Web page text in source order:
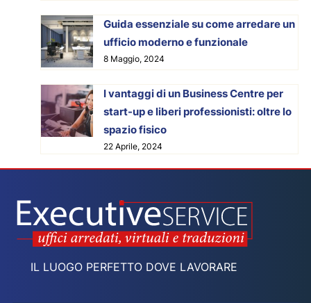
Guida essenziale su come arredare un
ufficio moderno e funzionale
8 Maggio, 2024
I vantaggi di un Business Centre per
start-up e liberi professionisti: oltre lo
spazio fisico
22 Aprile, 2024
IL LUOGO PERFETTO DOVE LAVORARE